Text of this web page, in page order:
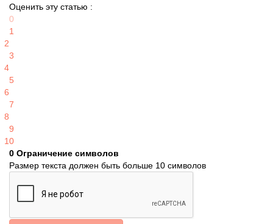
Оценить эту статью :
0
1
2
3
4
5
6
7
8
9
10
0 Ограничение символов
Размер текста должен быть больше 10 символов